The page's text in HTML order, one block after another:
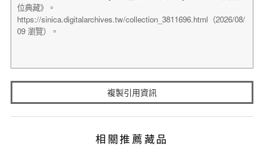
複製引用資訊
相關推薦藏品